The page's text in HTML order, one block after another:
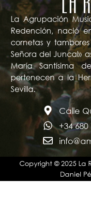
La Agrupación
Redención, nació
cornetas y
Señora del Juncal»
María Santísima
pertenecen a la
Sevilla.
Calle
+34 680
Copyright © 2025 La
Daniel